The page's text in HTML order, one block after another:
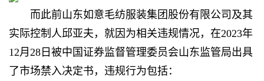
而此前山东如意毛纺服装集团股份有限公司及其
实际控制人邱亚夫，就因为相关违规情况，在2023年
12月28日被中国证券监督管理委员会山东监管局出具
了市场禁入决定书，违规行为包括：